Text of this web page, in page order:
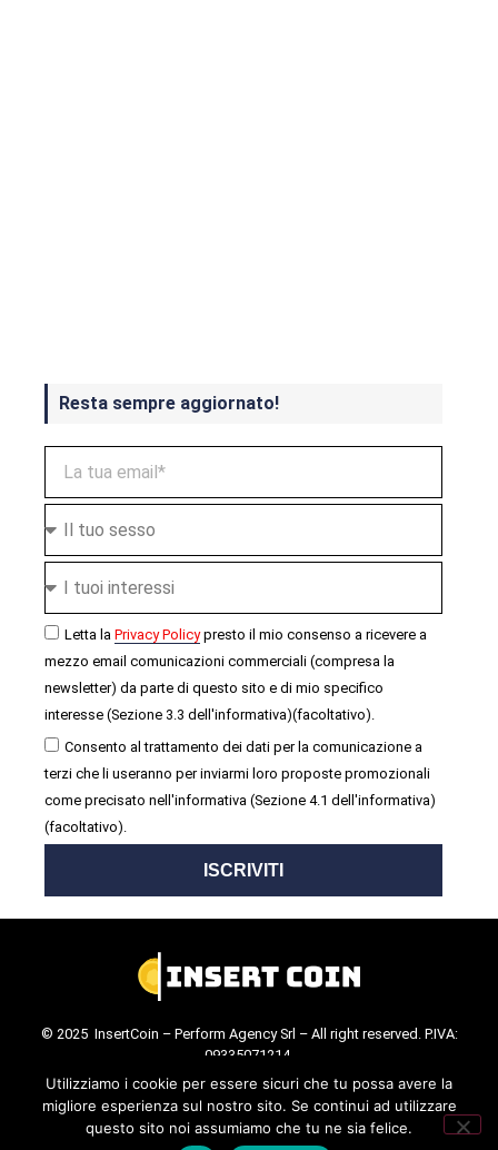
Resta sempre aggiornato!
Letta la Privacy Policypresto il mio consenso a ricevere a
mezzo email comunicazioni commerciali (compresa la
newsletter) da parte di questo sito e di mio specifico
interesse (Sezione 3.3 dell'informativa)(facoltativo).
Consento al trattamento dei dati per la comunicazione a
terzi che li useranno per inviarmi loro proposte promozionali
come precisato nell'informativa (Sezione 4.1 dell'informativa)
(facoltativo).
ISCRIVITI
© 2025 InsertCoin – Perform Agency Srl – All right reserved. P.IVA:
09335071214.
Cookie Policy . Privacy Policy.
Utilizziamo i cookie per essere sicuri che tu possa avere la
migliore esperienza sul nostro sito. Se continui ad utilizzare
questo sito noi assumiamo che tu ne sia felice.